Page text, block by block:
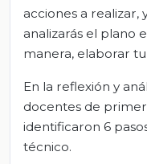
acciones a realizar,
analizarás el plano
manera, elaborar
En la reflexión y
docentes de
identificaron 6
técnico.